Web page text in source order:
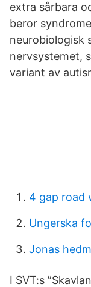
extra sårbara
beror
neurobiologisk
nervsystemet,
variant av
4 gap road
Ungerska
Jonas
I SVT:s